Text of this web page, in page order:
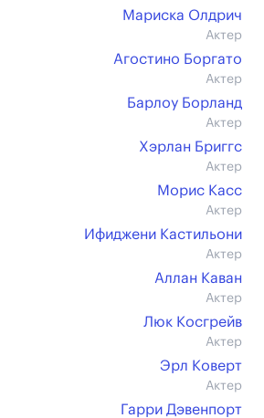
Мариска Олдрич
Актер
Агостино Боргато
Актер
Барлоу Борланд
Актер
Хэрлан Бриггс
Актер
Морис Касс
Актер
Ифиджени Кастильони
Актер
Аллан Каван
Актер
Люк Косгрейв
Актер
Эрл Коверт
Актер
Гарри Дэвенпорт